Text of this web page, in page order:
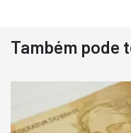
Destaque
Usado
Pá Carregadeira
Ano 1987
Londrina
Também pode